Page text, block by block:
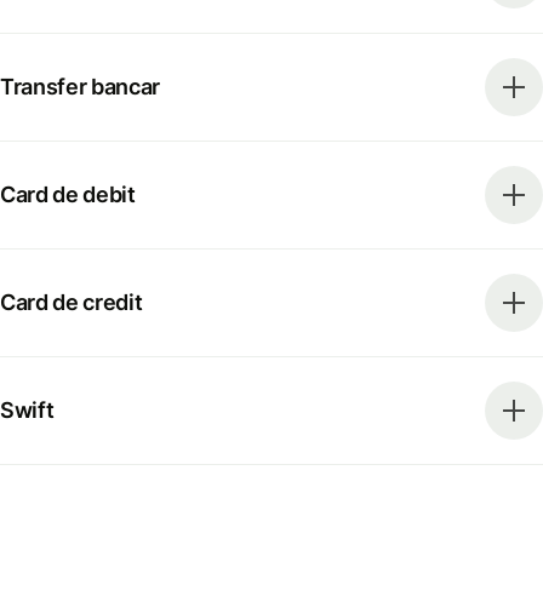
Transfer bancar
Card de debit
Card de credit
Swift